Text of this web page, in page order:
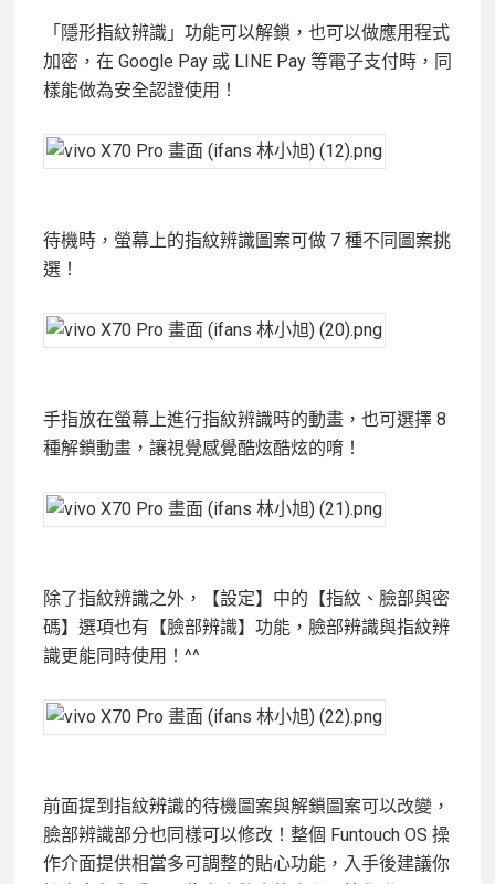
「隱形指紋辨識」功能可以解鎖，也可以做應用程式
加密，在 Google Pay 或 LINE Pay 等電子支付時，同
樣能做為安全認證使用！
待機時，螢幕上的指紋辨識圖案可做 7 種不同圖案挑
選！
手指放在螢幕上進行指紋辨識時的動畫，也可選擇 8
種解鎖動畫，讓視覺感覺酷炫酷炫的唷！
除了指紋辨識之外，【設定】中的【指紋、臉部與密
碼】選項也有【臉部辨識】功能，臉部辨識與指紋辨
識更能同時使用！^^
前面提到指紋辨識的待機圖案與解鎖圖案可以改變，
臉部辨識部分也同樣可以修改！整個 Funtouch OS 操
作介面提供相當多可調整的貼心功能，入手後建議你